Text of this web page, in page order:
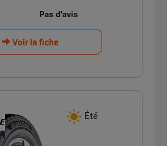
Voir la fiche
Été